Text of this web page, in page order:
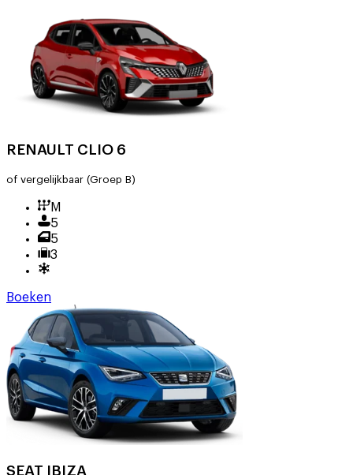
RENAULT CLIO 6
of vergelijkbaar (Groep B)
M
5
5
3
Boeken
SEAT IBIZA